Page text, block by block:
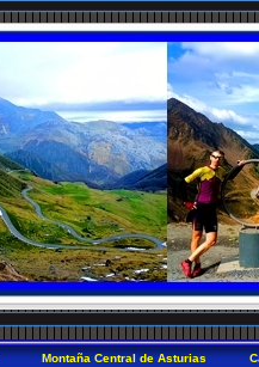
Montaña Central de Asturias